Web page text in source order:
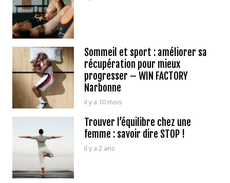
Sommeil et sport : améliorer sa
récupération pour mieux
progresser – WIN FACTORY
Narbonne
il y a 10 mois
Trouver l’équilibre chez une
femme : savoir dire STOP !
il y a 2 ans